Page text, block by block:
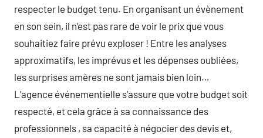
respecter le budget tenu. En organisant un évènement
en son sein, il n’est pas rare de voir le prix que vous
souhaitiez faire prévu exploser ! Entre les analyses
approximatifs, les imprévus et les dépenses oubliées,
les surprises amères ne sont jamais bien loin…
L’agence événementielle s’assure que votre budget soit
respecté, et cela grâce à sa connaissance des
professionnels , sa capacité à négocier des devis et,